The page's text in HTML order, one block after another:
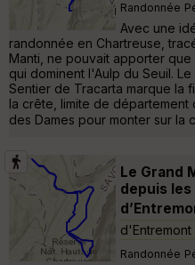
Randonnée
Avec une
randonnée en Chartreuse,
Manti, ne pouvait apporter
qui dominent l'Aulp du Seuil.
Sentier de Tracarta marque la
la crête, limite de
des Dames pour monter sur la
Le Grand
depuis
d'Entremont
Randonnée